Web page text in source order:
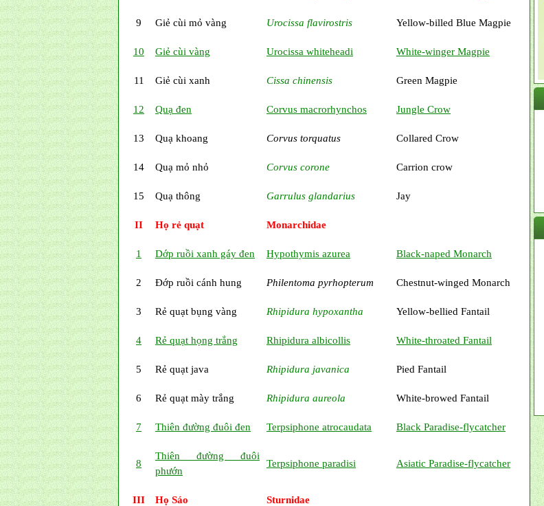
9 Giẻ cùi mỏ vàng Urocissa flavirostris Yellow-billed Blue Magpie
10 Giẻ cùi vàng Urocissa whiteheadi White-winger Magpie
11 Giẻ cùi xanh Cissa chinensis Green Magpie
12 Quạ đen Corvus macrorhynchos Jungle Crow
13 Quạ khoang Corvus torquatus Collared Crow
14 Quạ mỏ nhỏ Corvus corone Carrion crow
15 Quạ thông Garrulus glandarius Jay
II Họ rẻ quạt Monarchidae
1 Dớp ruồi xanh gáy đen Hypothymis azurea Black-naped Monarch
2 Đớp ruồi cánh hung Philentoma pyrhopterum Chestnut-winged Monarch
3 Rẻ quạt bụng vàng Rhipidura hypoxantha Yellow-bellied Fantail
4 Rẻ quạt họng trắng Rhipidura albicollis White-throated Fantail
5 Rẻ quạt java Rhipidura javanica Pied Fantail
6 Rẻ quạt mày trắng Rhipidura aureola White-browed Fantail
7 Thiên đường đuôi đen Terpsiphone atrocaudata Black Paradise-flycatcher
8
Thiên đường đuôi
phướn
Terpsiphone paradisi Asiatic Paradise-flycatcher
III Họ Sáo Sturnidae